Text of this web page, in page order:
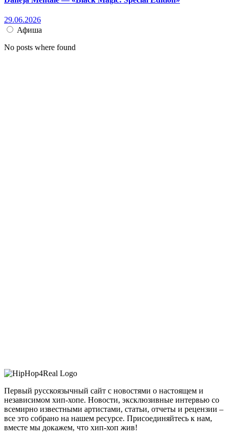
29.06.2026
Афиша
No posts where found
Первый русскоязычный сайт с новостями о настоящем и
независимом хип-хопе. Новости, эксклюзивные интервью со
всемирно известными артистами, статьи, отчеты и рецензии –
все это собрано на нашем ресурсе. Присоединяйтесь к нам,
вместе мы докажем, что хип-хоп жив!